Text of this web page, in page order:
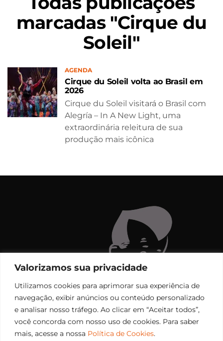
Valorizamos sua privacidade
Utilizamos cookies para aprimorar sua experiência de
navegação, exibir anúncios ou conteúdo personalizado
e analisar nosso tráfego. Ao clicar em “Aceitar todos”,
você concorda com nosso uso de cookies. Para saber
mais, acesse a nossa Política de Cookies.
marcadas "Cirque du
Soleil"
AGENDA
Cirque du Soleil volta ao Brasil em
2026
Cirque du Soleil visitará o Brasil com
Alegría – In A New Light, uma
extraordinária releitura de sua
produção mais icônica